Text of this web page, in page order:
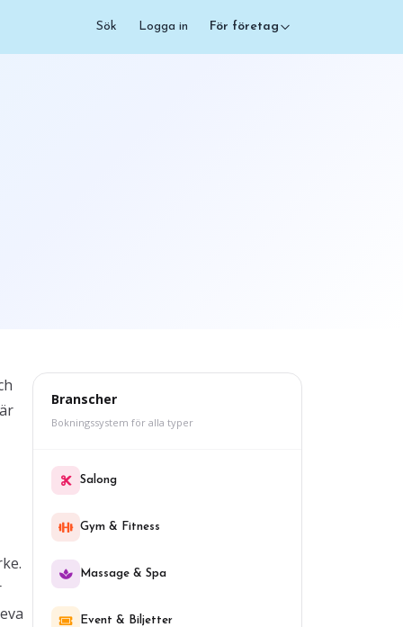
Sök Logga in För företag
Branscher
Bokningssystem för alla typer
Salong
Gym & Fitness
Massage & Spa
Event & Biljetter